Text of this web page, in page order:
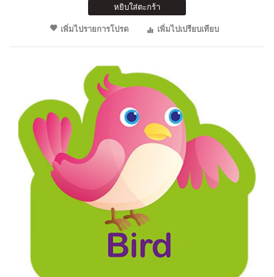
หยิบใส่ตะกร้า
เพิ่มไปรายการโปรด
เพิ่มไปเปรียบเทียบ